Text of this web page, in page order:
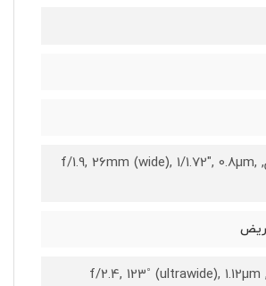
64 مگاپیکسل, f/1.9, 26mm (wide), 1/1.72", 0.8µm,